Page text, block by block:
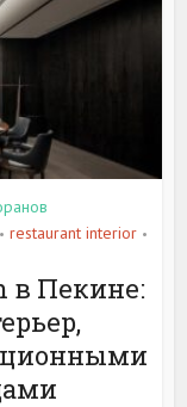
• restaurant interior •
в Пекине: